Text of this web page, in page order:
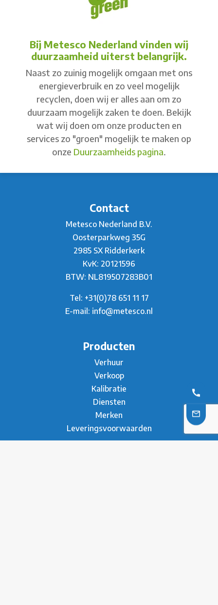
Bij Metesco Nederland vinden wij
duurzaamheid uiterst belangrijk.
Naast zo zuinig mogelijk omgaan met ons
energieverbruik en zo veel mogelijk
recyclen, doen wij er alles aan om zo
duurzaam mogelijk zaken te doen. Bekijk
wat wij doen om onze producten en
services zo "groen" mogelijk te maken op
onze Duurzaamheids pagina.
Contact
Metesco Nederland B.V.
Oosterparkweg 35G
2985 SX Ridderkerk
KvK: 20121596
BTW: NL819507283B01
Tel: +31(0)78 651 11 17
E-mail: info@metesco.nl
Producten
Verhuur
Verkoop
Kalibratie
Diensten
Merken
Leveringsvoorwaarden